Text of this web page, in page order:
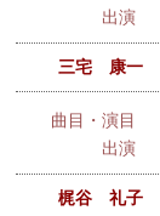
出演
三宅 康一
曲目・演目
出演
梶谷 礼子